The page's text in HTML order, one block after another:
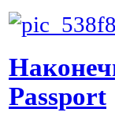
Passport